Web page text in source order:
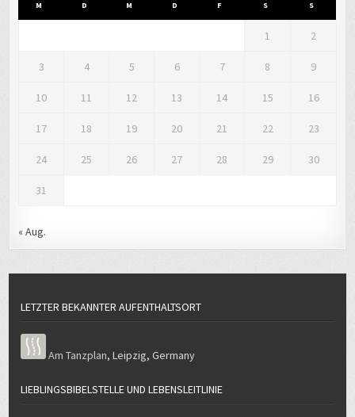
M D M D F S S
1 2
3 4 5 6 7 8 9
10 11 12 13 14 15 16
17 18 19 20 21 22 23
24 25 26 27 28 29 30
31
« Aug.
LETZTER BEKANNTER AUFENTHALTSORT
Am Tanzplan,Leipzig,Germany
LIEBLINGSBIBELSTELLE UND LEBENSLEITLINIE